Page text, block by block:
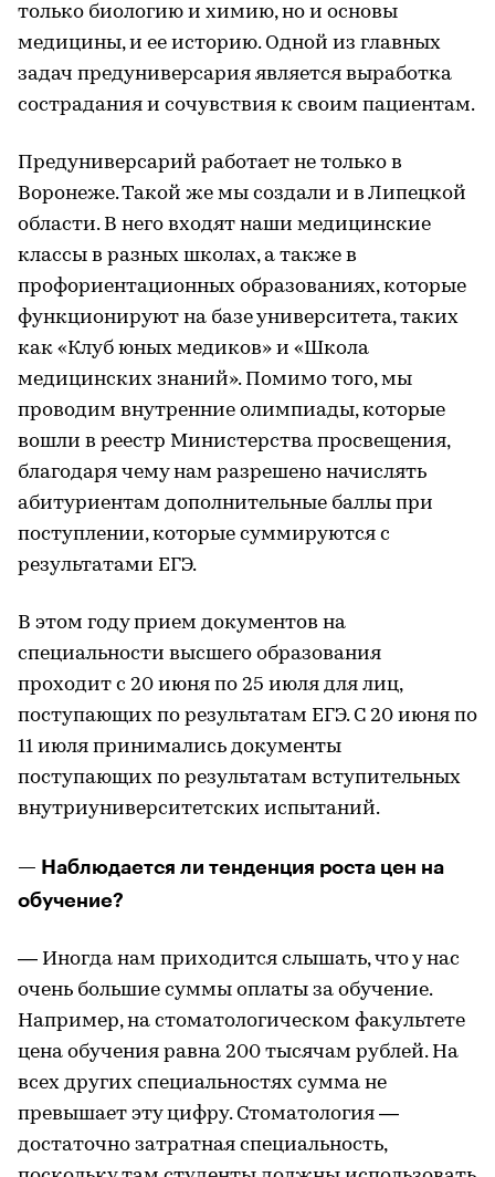
только биологию и химию, но и основы
медицины, и ее историю. Одной из главных
задач предуниверсария является выработка
сострадания и сочувствия к своим пациентам.
Предуниверсарий работает не только в
Воронеже. Такой же мы создали и в Липецкой
области. В него входят наши медицинские
классы в разных школах, а также в
профориентационных образованиях, которые
функционируют на базе университета, таких
как «Клуб юных медиков» и «Школа
медицинских знаний». Помимо того, мы
проводим внутренние олимпиады, которые
вошли в реестр Министерства просвещения,
благодаря чему нам разрешено начислять
абитуриентам дополнительные баллы при
поступлении, которые суммируются с
результатами ЕГЭ.
В этом году прием документов на
специальности высшего образования
проходит с 20 июня по 25 июля для лиц,
поступающих по результатам ЕГЭ. С 20 июня по
11 июля принимались документы
поступающих по результатам вступительных
внутриуниверситетских испытаний.
— Наблюдается ли тенденция роста цен на
обучение?
— Иногда нам приходится слышать, что у нас
очень большие суммы оплаты за обучение.
Например, на стоматологическом факультете
цена обучения равна 200 тысячам рублей. На
всех других специальностях сумма не
превышает эту цифру. Стоматология —
достаточно затратная специальность,